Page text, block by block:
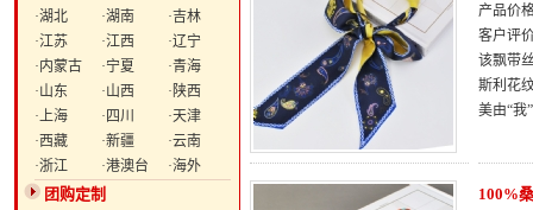
·湖北
·湖南
·吉林
·江苏
·江西
·辽宁
·内蒙古
·宁夏
·青海
·山东
·山西
·陕西
·上海
·四川
·天津
·西藏
·新疆
·云南
·浙江
·港澳台 ·海外
团购定制
产品价
客户评
该飘带
斯利花
美由“我
100%